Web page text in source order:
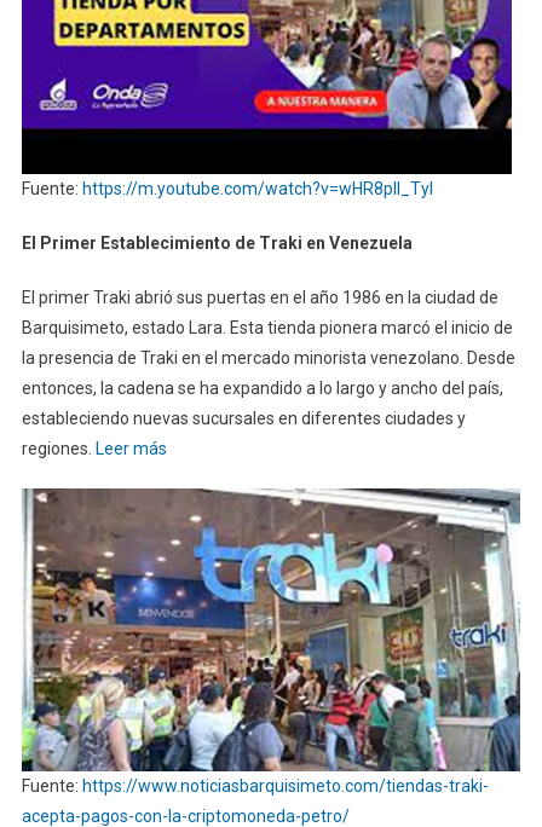
Fuente: https://m.youtube.com/watch?v=wHR8pll_TyI
El Primer Establecimiento de Traki en Venezuela
El primer Traki abrió sus puertas en el año 1986 en la ciudad de
Barquisimeto, estado Lara. Esta tienda pionera marcó el inicio de
la presencia de Traki en el mercado minorista venezolano. Desde
entonces, la cadena se ha expandido a lo largo y ancho del país,
estableciendo nuevas sucursales en diferentes ciudades y
regiones. Leer más
Fuente: https://www.noticiasbarquisimeto.com/tiendas-traki-
acepta-pagos-con-la-criptomoneda-petro/